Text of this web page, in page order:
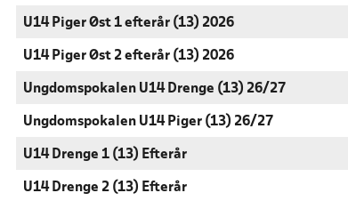
U14 Piger Øst 1 efterår (13) 2026
U14 Piger Øst 2 efterår (13) 2026
Ungdomspokalen U14 Drenge (13) 26/27
Ungdomspokalen U14 Piger (13) 26/27
U14 Drenge 1 (13) Efterår
U14 Drenge 2 (13) Efterår